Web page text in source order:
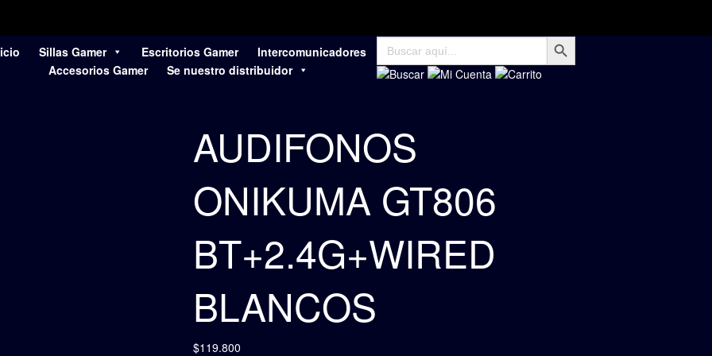
Sillas Gamer Escritorios Gamer
Intercomunicadores
Accesorios Gamer
Se nuestro distribuidor
Buscar: Botón de búsqueda
AUDIFONOS
ONIKUMA GT806
BT+2.4G+WIRED
BLANCOS
$119.800